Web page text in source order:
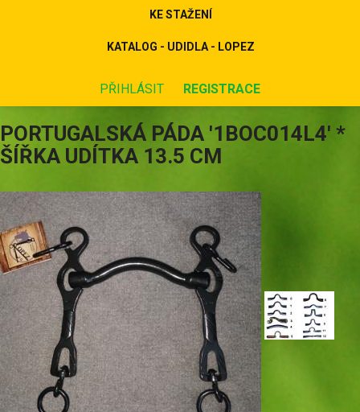
KE STAŽENÍ
KATALOG - UDIDLA - LOPEZ
PŘIHLÁSIT REGISTRACE
PORTUGALSKÁ PÁDA '1BOC014L4' *
ŠÍŘKA UDÍTKA 13.5 CM